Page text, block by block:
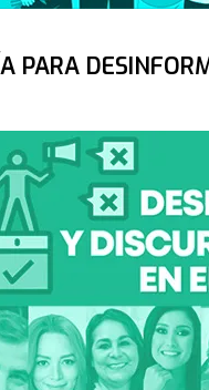
PARA